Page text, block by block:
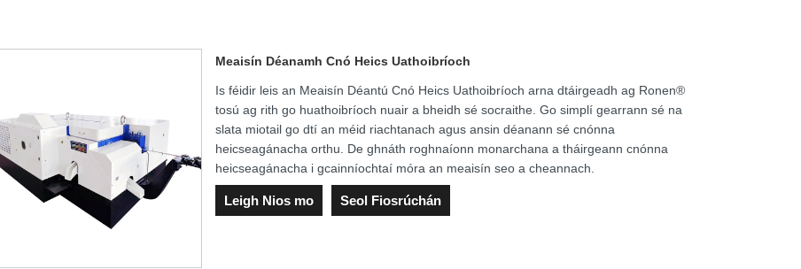
Meaisín Déanamh Cnó Heics Uathoibríoch
Is féidir leis an Meaisín Déantú Cnó Heics Uathoibríoch arna dtáirgeadh ag Ronen®
tosú ag rith go huathoibríoch nuair a bheidh sé socraithe. Go simplí gearrann sé na
slata miotail go dtí an méid riachtanach agus ansin déanann sé cnónna
heicseagánacha orthu. De ghnáth roghnaíonn monarchana a tháirgeann cnónna
heicseagánacha i gcainníochtaí móra an meaisín seo a cheannach.
Leigh Nios mo Seol Fiosrúchán